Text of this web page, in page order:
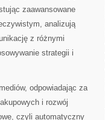
zaawansowane
analizują
z różnymi
strategii i
odpowiadając za
i rozwój
czyli automatyczny